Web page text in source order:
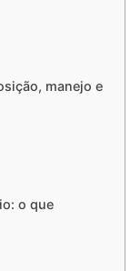
manejo e
o que